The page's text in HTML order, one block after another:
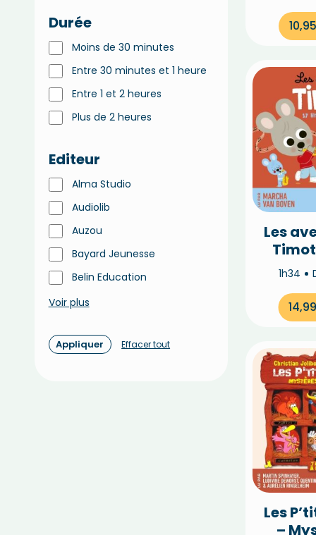
Durée
Moins de 30 minutes
Entre 30 minutes et 1 heure
Entre 1 et 2 heures
Plus de 2 heures
Editeur
Alma Studio
Audiolib
Auzou
Bayard Jeunesse
Belin Education
Voir plus
Appliquer Effacer tout
10,95
Les
1h34
14,99
Les
–